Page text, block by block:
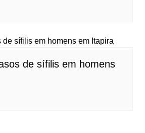
de sífilis em homens